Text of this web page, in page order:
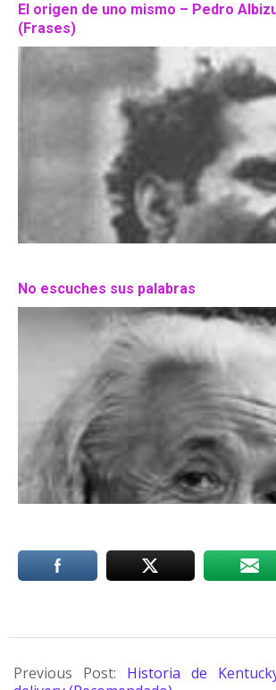
El origen de uno mismo – Pedro
(Frases)
No escuches sus palabras
Previous Post: Historia de